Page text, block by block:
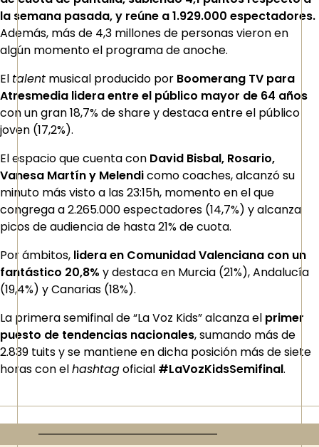
la semana pasada, y reúne a 1.929.000 espectadores.
Además, más de 4,3 millones de personas vieron en
algún momento el programa de anoche.
El talent musical producido por Boomerang TV para
Atresmedia lidera entre el público mayor de 64 años
con un gran 18,7% de share y destaca entre el público
joven (17,2%).
El espacio que cuenta con David Bisbal, Rosario,
Vanesa Martín y Melendicomo coaches, alcanzó su
minuto más visto a las 23:15h, momento en el que
congrega a 2.265.000 espectadores (14,7%) y alcanza
picos de audiencia de hasta 21% de cuota.
Por ámbitos, lidera en Comunidad Valenciana con un
fantástico 20,8% y destaca en Murcia (21%), Andalucía
(19,4%) y Canarias (18%).
La primera semifinal de “La Voz Kids” alcanza el primer
puesto de tendencias nacionales, sumando más de
2.839 tuits y se mantiene en dicha posición más de siete
horas con elhashtagoficial #LaVozKidsSemifinal.